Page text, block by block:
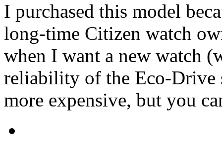
I purchased this model
long-time Citizen watch
when I want a new watch
reliability of the Eco-Drive
more expensive, but you